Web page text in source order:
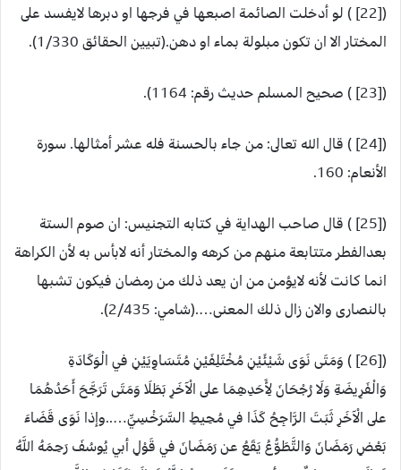
([22] ) لو أدخلت الصائمة اصبعها في فرجها او دبرها لايفسد على
المختار الا ان تكون مبلولة بماء او دهن.(تبيين الحقائق 1/330).
([23] ) صحيح المسلم حديث رقم: 1164).
([24] ) قال الله تعالى: من جاء بالحسنة فله عشر أمثالها. سورة
الأنعام: 160.
([25] ) قال صاحب الهداية في كتابه التجنيس: ان صوم الستة
بعدالفطر متتابعة منهم من كرهه والمختار أنه لابأس به لأن الكراهة
انما كانت لأنه لايؤمن من ان يعد ذلك من رمضان فيكون تشبها
بالنصارى والان زال ذلك المعنى….(شامي: 2/435).
([26] ) وَمَتَى نَوَى شَيْئَيْنِ مُخْتَلِفَيْنِ مُتَسَاوِيَيْنِ في الْوَكَادَةِ
وَالْفَرِيضَةِ وَلَا رُجْحَانَ لِأَحَدِهِمَا على الْآخَرِ بَطَلَا وَمَتَى تَرَجَّحَ أَحَدُهُمَا
على الْآخَرِ ثَبَتَ الرَّاجِحُ كَذَا في مُحِيطِ السَّرَخْسِيِّ…..وإذا نَوَى قَضَاءَ
بَعْضِ رَمَضَانَ وَالتَّطَوُّعُ يَقَعُ عن رَمَضَانَ في قَوْلِ أبي يُوسُفَ رَحِمَهُ اللَّهُ